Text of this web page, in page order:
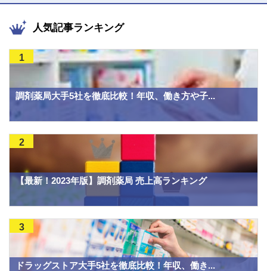
人気記事ランキング
調剤薬局大手5社を徹底比較！年収、働き方や子...
1
【最新！2023年版】調剤薬局 売上高ランキング
2
ドラッグストア大手5社を徹底比較！年収、働き...
3